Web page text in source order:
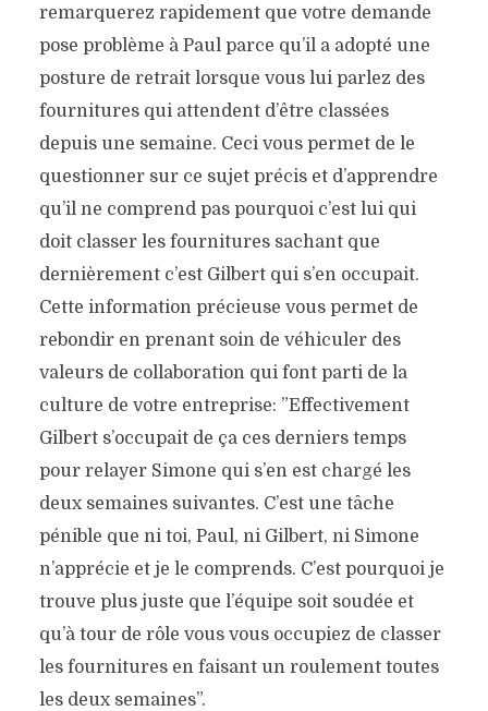
remarquerez rapidement que votre demande
pose problème à Paul parce qu’il a adopté une
posture de retrait lorsque vous lui parlez des
fournitures qui attendent d’être classées
depuis une semaine. Ceci vous permet de le
questionner sur ce sujet précis et d’apprendre
qu’il ne comprend pas pourquoi c’est lui qui
doit classer les fournitures sachant que
dernièrement c’est Gilbert qui s’en occupait.
Cette information précieuse vous permet de
rebondir en prenant soin de véhiculer des
valeurs de collaboration qui font parti de la
culture de votre entreprise: ”Effectivement
Gilbert s’occupait de ça ces derniers temps
pour relayer Simone qui s’en est chargé les
deux semaines suivantes. C’est une tâche
pénible que ni toi, Paul, ni Gilbert, ni Simone
n’apprécie et je le comprends. C’est pourquoi je
trouve plus juste que l’équipe soit soudée et
qu’à tour de rôle vous vous occupiez de classer
les fournitures en faisant un roulement toutes
les deux semaines”.